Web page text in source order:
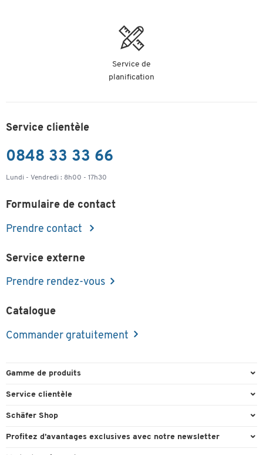
Service de
planification
Service clientèle
0848 33 33 66
Lundi - Vendredi : 8h00 - 17h30
Formulaire de contact
Prendre contact
Service externe
Prendre rendez-vous
Catalogue
Commander gratuitement
Gamme de produits
Emballage et expédition
Fournitures de bureau
Service clientèle
Commande directe
Schäfer Shop
Experts en environnement de travail
Profitez d’avantages exclusives avec notre newsletter